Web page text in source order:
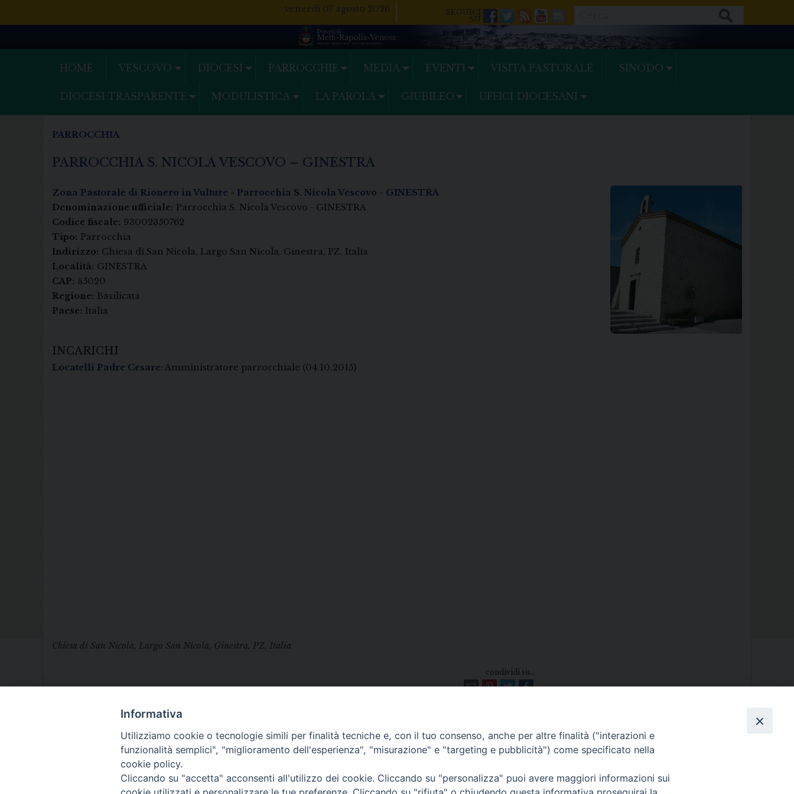
venerdì 07 agosto 2026
Facebook
Twitter
FeedsYoutube
Mail
HOME VESCOVO DIOCESI PARROCCHIE MEDIA EVENTI VISITA PASTORALE SINODO
DIOCESI TRASPARENTE MODULISTICA LA PAROLA GIUBILEO UFFICI DIOCESANI
PARROCCHIA
PARROCCHIA S. NICOLA VESCOVO – GINESTRA
Zona Pastorale di Rionero in Vulture » Parrocchia S. Nicola Vescovo - GINESTRA
Denominazione ufficiale: Parrocchia S. Nicola Vescovo - GINESTRA
Codice fiscale: 93002350762
Tipo: Parrocchia
Indirizzo: Chiesa di San Nicola, Largo San Nicola, Ginestra, PZ, Italia
Località: GINESTRA
CAP: 85020
Regione: Basilicata
Paese: Italia
INCARICHI
Locatelli Padre Cesare: Amministratore parrocchiale (04.10.2015)
Chiesa di San Nicola, Largo San Nicola, Ginestra, PZ, Italia
condividi su...
Informativa
Utilizziamo cookie o tecnologie simili per finalità tecniche e, con il tuo consenso, anche per altre finalità ("interazioni e
funzionalità semplici", "miglioramento dell'esperienza", "misurazione" e "targeting e pubblicità") come specificato nella
cookie policy.
Cliccando su "accetta" acconsenti all'utilizzo dei cookie. Cliccando su "personalizza" puoi avere maggiori informazioni sui